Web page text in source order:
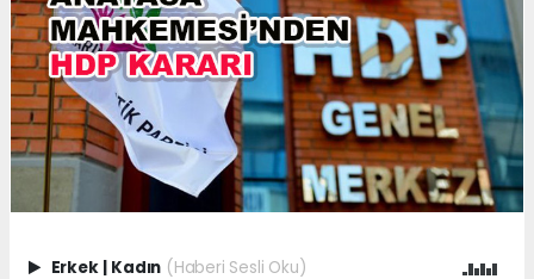
Erkek Kadın (Haberi Sesli Oku)